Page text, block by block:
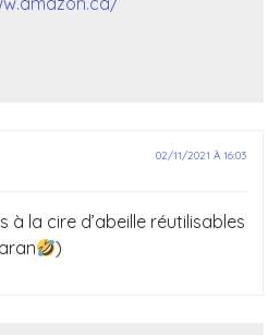
02/11/2021 À 16:03
à la cire d’abeille réutilisables
)